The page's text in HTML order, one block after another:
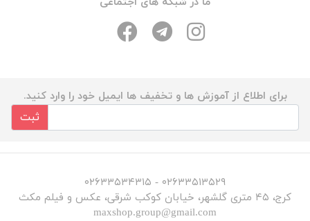
برای اطلاع از آموزش ها و تخفیف ها ایمیل خود را وارد کنید.
ثبت
۰۲۶۳۳۵۱۳۵۲۹ - ۰۲۶۳۳۵۳۴۳۱۵
کرج، ۴۵ متری گلشهر، خیابان کوکب شرقی، عکس و فیلم مکث
maxshop.group@gmail.com